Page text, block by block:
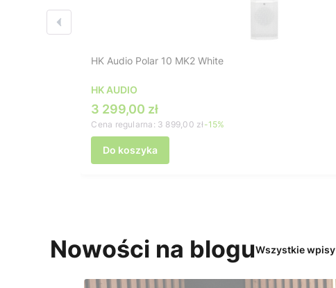
HK Audio Polar 10 MK2 White
HK AUDIO
Cena promocyjna
3 299,00 zł
Cena regularna: 3 899,00 zł-15%
Do koszyka
Nowości na bloguWszystkie wpisy